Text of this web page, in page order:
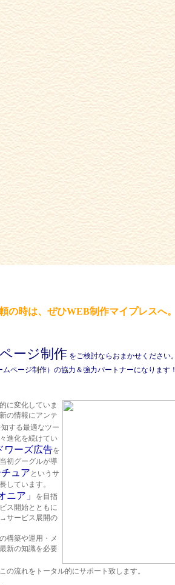
の時は、ぜひWEB制作マイプレスへ。
ージ制作 をご検討ならおまかせください。
ムページ制作）の協力＆強力パートナーになります！
に変化していま
の情報にアンテ
知する最適なツー
進化を続けてい
ワーズ広告を
初グーグルが導
ュア というサ
しています。
ニア」
を目指
ス開始とともに
サービス展開の
構築や運用・メ
新の知識を必要
の流れをトータル的にサポート致します。